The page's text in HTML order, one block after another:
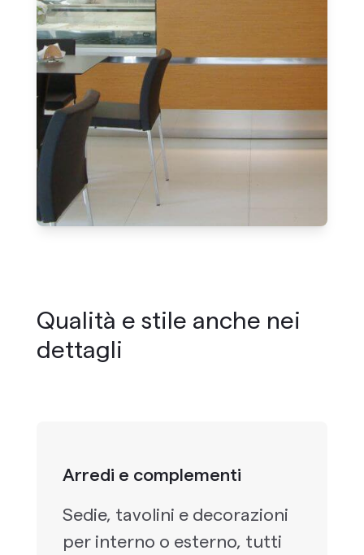
Qualità e stile anche nei
dettagli
Arredi e complementi
Sedie, tavolini e decorazioni
per interno o esterno, tutti